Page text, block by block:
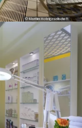
© Maritim Hotelgesellschaft